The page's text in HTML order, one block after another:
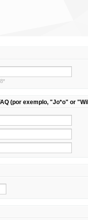
(por exemplo, "Jo*o" or